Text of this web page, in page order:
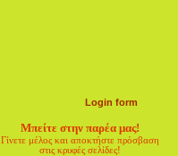
Login form
Μπείτε στην παρέα μας!
Γίνετε μέλος και αποκτήστε πρόσβαση
στις κρυφές σελίδες!